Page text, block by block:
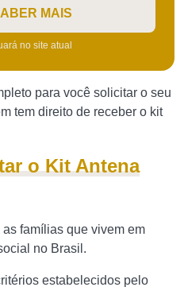
MAIS
no site atual
para você solicitar o seu
tem direito de receber o kit
o Kit Antena
famílias que vivem em
no Brasil.
estabelecidos pelo